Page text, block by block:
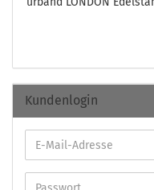
Kundenlogin